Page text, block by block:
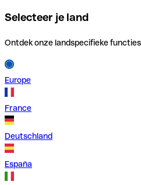
Selecteer je land
Ontdek onze landspecifieke
Europe
France
Deutschland
España